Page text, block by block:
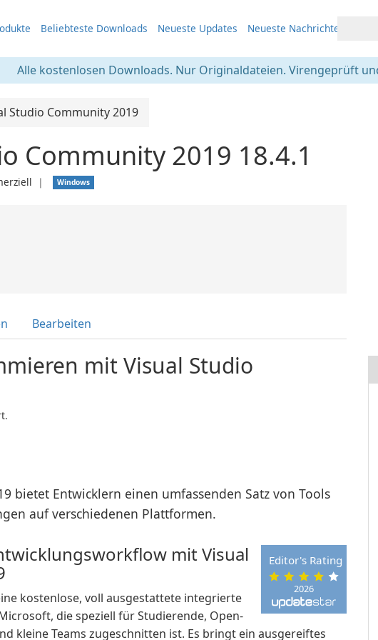
Beliebteste Downloads Neueste Updates Neueste Nachrichten
Alle kostenlosen Downloads. Nur Originaldateien. Virengeprüft
Studio Community 2019
Community 2019 18.4.1
❘ Windows
Bearbeiten
mit Visual Studio
bietet Entwicklern einen umfassenden Satz von Tools
auf verschiedenen Plattformen.
2026
Editor's Rating
mit Visual
kostenlose, voll ausgestattete integrierte
die speziell für Studierende, Open-
kleine Teams zugeschnitten ist. Es bringt ein ausgereiftes